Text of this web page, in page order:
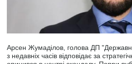
Арсен Жумаділов, голова ДП
з недавніх часів відповідає за